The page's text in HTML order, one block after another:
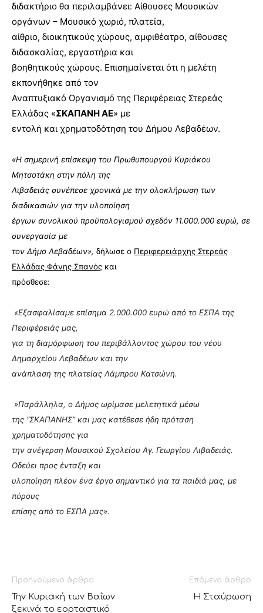
διδακτήριο θα περιλαμβάνει: Αίθουσες Μουσικών
οργάνων – Μουσικό χωριό, πλατεία,
αίθριο, διοικητικούς χώρους, αμφιθέατρο, αίθουσες
διδασκαλίας, εργαστήρια και
βοηθητικούς χώρους. Επισημαίνεται ότι η μελέτη
εκπονήθηκε από τον
Αναπτυξιακό Οργανισμό της Περιφέρειας Στερεάς
Ελλάδας «ΣΚΑΠΑΝΗ ΑΕ» με
εντολή και χρηματοδότηση του Δήμου Λεβαδέων.
«Η σημερινή επίσκεψη του Πρωθυπουργού Κυριάκου
Μητσοτάκη στην πόλη της
Λιβαδειάς συνέπεσε χρονικά με την ολοκλήρωση των
διαδικασιών για την υλοποίηση
έργων συνολικού προϋπολογισμού σχεδόν 11.000.000 ευρώ, σε
συνεργασία με
τον Δήμο Λεβαδέων», δήλωσε ο Περιφερειάρχης Στερεάς
Ελλάδας Φάνης Σπανός και
πρόσθεσε:
«Εξασφαλίσαμε επίσημα 2.000.000 ευρώ από το ΕΣΠΑ της
Περιφέρειάς μας,
για τη διαμόρφωση του περιβάλλοντος χώρου του νέου
Δημαρχείου Λεβαδέων και την
ανάπλαση της πλατείας Λάμπρου Κατσώνη.
»Παράλληλα, ο Δήμος ωρίμασε μελετητικά μέσω
της “ΣΚΑΠΑΝΗΣ” και μας κατέθεσε ήδη πρόταση
χρηματοδότησης για
την ανέγερση Μουσικού Σχολείου Αγ. Γεωργίου Λιβαδειάς.
Οδεύει προς ένταξη και
υλοποίηση πλέον ένα έργο σημαντικό για τα παιδιά μας, με
πόρους
επίσης από το ΕΣΠΑ μας».
Προηγούμενο άρθρο
Την Κυριακή των Βαΐων
ξεκινά το εορταστικό
Επόμενο άρθρο
Η Σταύρωση